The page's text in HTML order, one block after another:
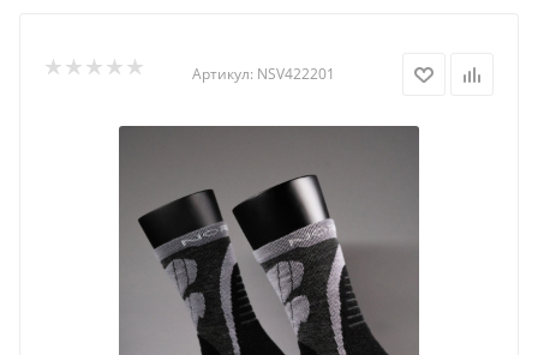
Артикул: NSV422201